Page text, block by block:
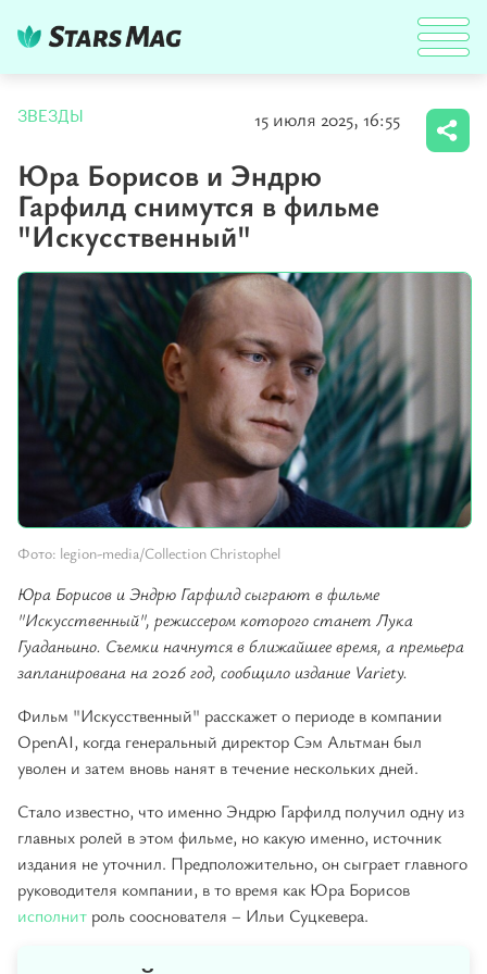
ЗВЕЗДЫ 15 июля 2025, 16:55
Юра Борисов и Эндрю
Гарфилд снимутся в фильме
"Искусственный"
Фото: legion-media/Collection Christophel
Юра Борисов и Эндрю Гарфилд сыграют в фильме
"Искусственный", режиссером которого станет Лука
Гуаданьино. Съемки начнутся в ближайшее время, а премьера
запланирована на 2026 год, сообщило издание Variety.
Фильм "Искусственный" расскажет о периоде в компании
OpenAI, когда генеральный директор Сэм Альтман был
уволен и затем вновь нанят в течение нескольких дней.
Стало известно, что именно Эндрю Гарфилд получил одну из
главных ролей в этом фильме, но какую именно, источник
издания не уточнил. Предположительно, он сыграет главного
руководителя компании, в то время как Юра Борисов
исполнит роль сооснователя – Ильи Суцкевера.